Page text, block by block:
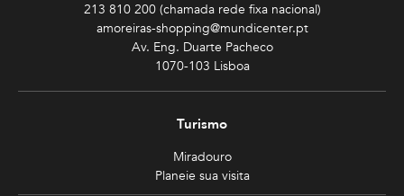
213 810 200 (chamada rede fixa nacional)
amoreiras-shopping@mundicenter.pt
Av. Eng. Duarte Pacheco
1070-103 Lisboa
Turismo
Miradouro
Planeie sua visita